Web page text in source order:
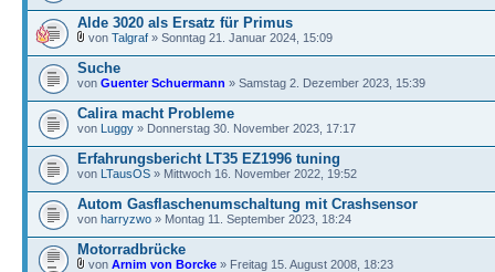
Alde 3020 als Ersatz für Primus
von Talgraf » Sonntag 21. Januar 2024, 15:09
Suche
von Guenter Schuermann » Samstag 2. Dezember 2023, 15:39
Calira macht Probleme
von Luggy » Donnerstag 30. November 2023, 17:17
Erfahrungsbericht LT35 EZ1996 tuning
von LTausOS » Mittwoch 16. November 2022, 19:52
Autom Gasflaschenumschaltung mit Crashsensor
von harryzwo » Montag 11. September 2023, 18:24
Motorradbrücke
von Arnim von Borcke » Freitag 15. August 2008, 18:23